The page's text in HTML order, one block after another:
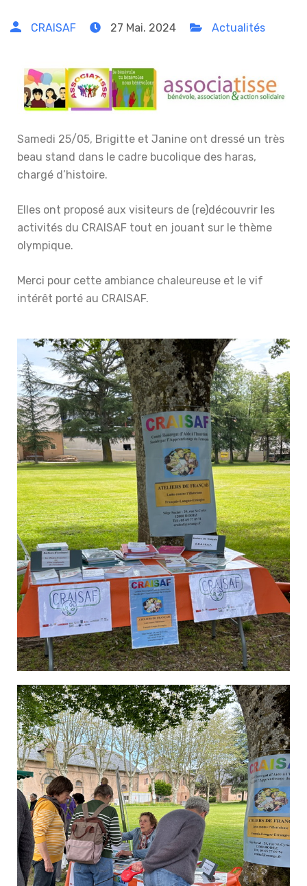
CRAISAF 27 Mai. 2024 Actualités
Samedi 25/05, Brigitte et Janine ont dressé un très
beau stand dans le cadre bucolique des haras,
chargé d’histoire.
Elles ont proposé aux visiteurs de (re)découvrir les
activités du CRAISAF tout en jouant sur le thème
olympique.
Merci pour cette ambiance chaleureuse et le vif
intérêt porté au CRAISAF.